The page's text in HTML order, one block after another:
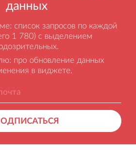
данных
список запросов по каждой
1 780) с выделением
про обновление данных
в виджете.